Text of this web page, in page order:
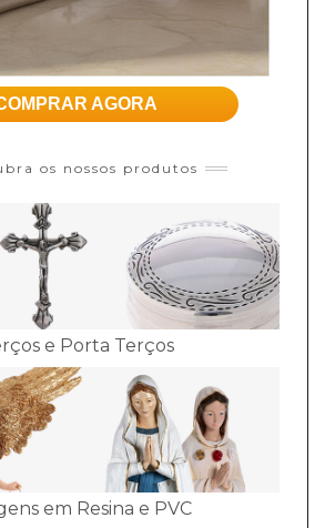
AGORA
os nossos produtos
e Porta Terços
em Resina e PVC